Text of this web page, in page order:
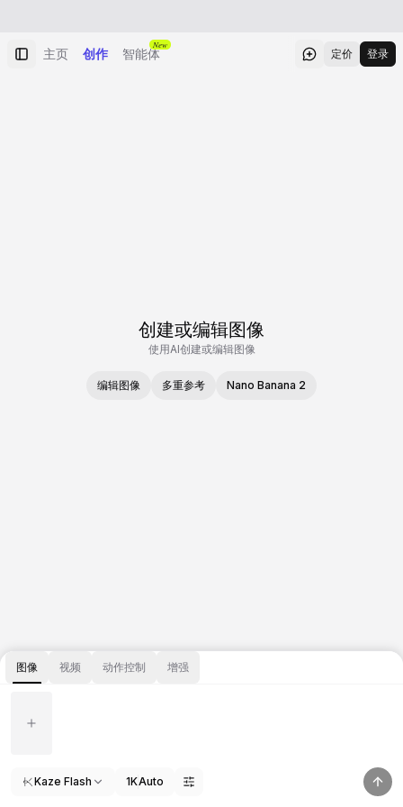
主页 创作 智能体
New
定价 登录
创建或编辑图像
使用AI创建或编辑图像
编辑图像 多重参考 Nano Banana 2
图像 视频 动作控制 增强
Kaze Flash 1KAuto